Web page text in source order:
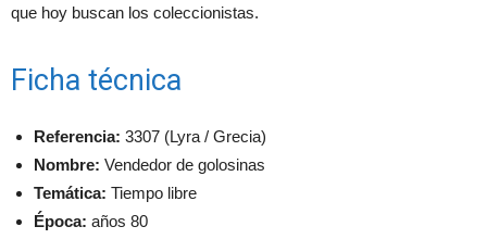
que hoy buscan los coleccionistas.
Ficha técnica
Referencia: 3307 (Lyra / Grecia)
Nombre: Vendedor de golosinas
Temática: Tiempo libre
Época: años 80